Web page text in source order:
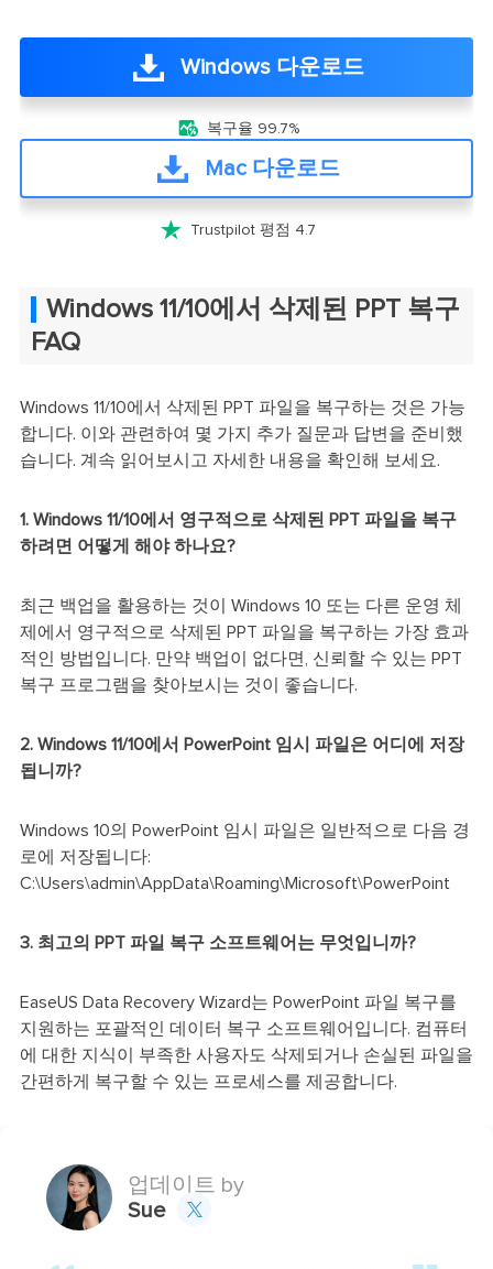
Windows 다운로드
 복구율 99.7%
Mac 다운로드
 Trustpilot 평점 4.7
Windows 11/10에서 삭제된 PPT 복구
FAQ
Windows 11/10에서 삭제된 PPT 파일을 복구하는 것은 가능
합니다. 이와 관련하여 몇 가지 추가 질문과 답변을 준비했
습니다. 계속 읽어보시고 자세한 내용을 확인해 보세요.
1. Windows 11/10에서 영구적으로 삭제된 PPT 파일을 복구
하려면 어떻게 해야 하나요?
최근 백업을 활용하는 것이 Windows 10 또는 다른 운영 체
제에서 영구적으로 삭제된 PPT 파일을 복구하는 가장 효과
적인 방법입니다. 만약 백업이 없다면, 신뢰할 수 있는 PPT
복구 프로그램을 찾아보시는 것이 좋습니다.
2. Windows 11/10에서 PowerPoint 임시 파일은 어디에 저장
됩니까?
Windows 10의 PowerPoint 임시 파일은 일반적으로 다음 경
로에 저장됩니다:
C:\Users\admin\AppData\Roaming\Microsoft\PowerPoint
3. 최고의 PPT 파일 복구 소프트웨어는 무엇입니까?
EaseUS Data Recovery Wizard는 PowerPoint 파일 복구를
지원하는 포괄적인 데이터 복구 소프트웨어입니다. 컴퓨터
에 대한 지식이 부족한 사용자도 삭제되거나 손실된 파일을
간편하게 복구할 수 있는 프로세스를 제공합니다.
업데이트 by
Sue
